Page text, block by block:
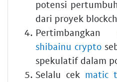
potensi
dari proyek
shibainu crypto
spekulatif dalam
Selalu cek matic